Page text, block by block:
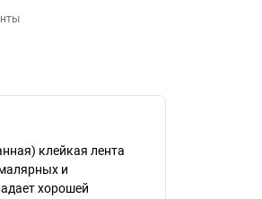
клейкая лента
и
хорошей